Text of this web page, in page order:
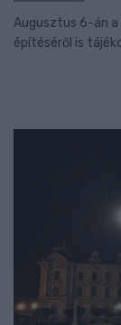
Augusztus 6-án a
építéséről is